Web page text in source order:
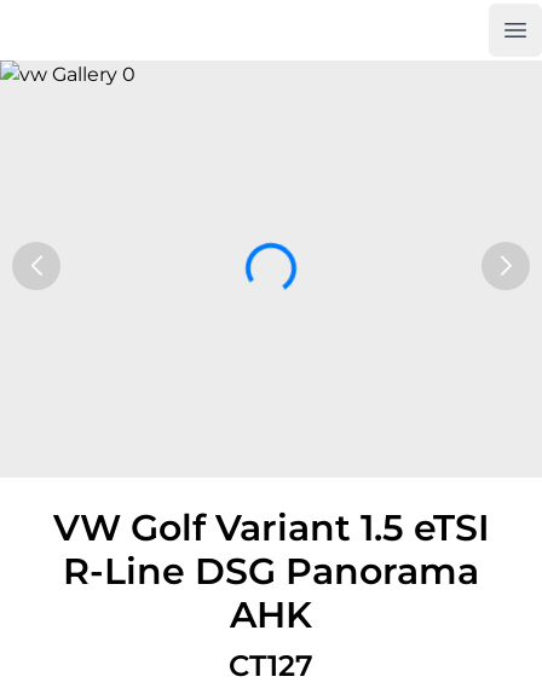
VW Golf Variant 1.5 eTSI
R-Line DSG Panorama
AHK
CT127